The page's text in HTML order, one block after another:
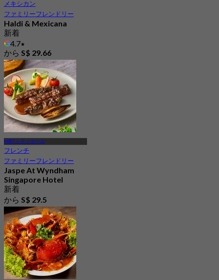
メキシカン
ファミリーフレンドリー
Haldi & Mexicana
新着
4.7
から S$ 29.66
MRT シティホール
フレンチ
ファミリーフレンドリー
Jaspe At Wyndham
Singapore Hotel
新着
から S$ 29.5